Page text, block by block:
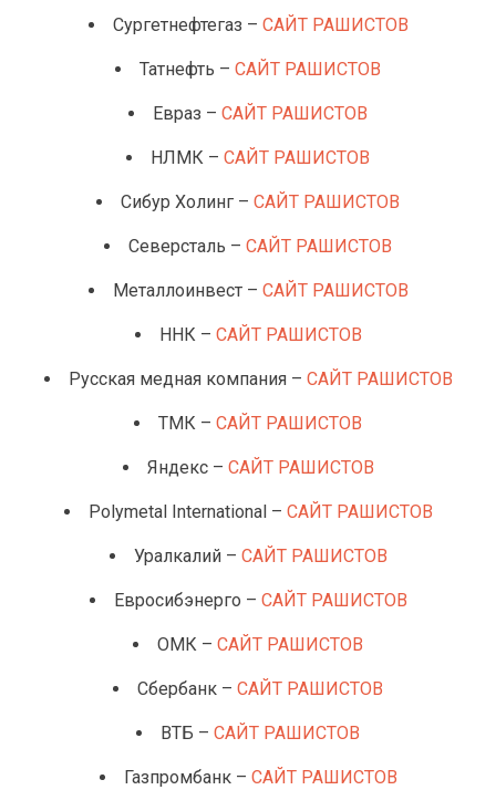
Сургетнефтегаз – САЙТ РАШИСТОВ
Татнефть – САЙТ РАШИСТОВ
Евраз – САЙТ РАШИСТОВ
НЛМК – САЙТ РАШИСТОВ
Сибур Холинг – САЙТ РАШИСТОВ
Северсталь – САЙТ РАШИСТОВ
Металлоинвест – САЙТ РАШИСТОВ
ННК – САЙТ РАШИСТОВ
Русская медная компания – САЙТ РАШИСТОВ
ТМК – САЙТ РАШИСТОВ
Яндекс – САЙТ РАШИСТОВ
Polymetal International – САЙТ РАШИСТОВ
Уралкалий – САЙТ РАШИСТОВ
Евросибэнерго – САЙТ РАШИСТОВ
ОМК – САЙТ РАШИСТОВ
Сбербанк – САЙТ РАШИСТОВ
ВТБ – САЙТ РАШИСТОВ
Газпромбанк – САЙТ РАШИСТОВ